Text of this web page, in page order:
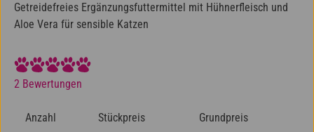
Getreidefreies Ergänzungsfuttermittel mit Hühnerfleisch und
Aloe Vera für sensible Katzen
Durchschnittliche Bewertung von 5 von 5 Sternen
2 Bewertungen
Anzahl Stückpreis Grundpreis